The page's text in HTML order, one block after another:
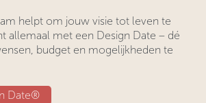
helpt om jouw visie tot leven te
allemaal met een Design Date – dé
budget en mogelijkheden te
​​Date®​​